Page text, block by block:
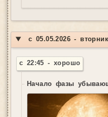
▼с 05.05.2026 - вторник
с 22:45 - хорошо
Начало фазы